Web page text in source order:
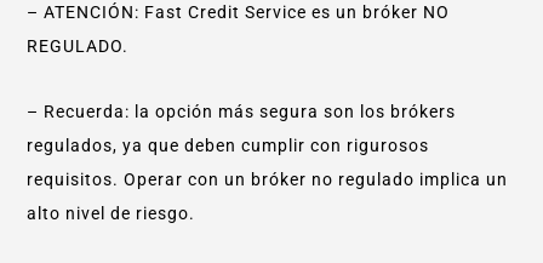
– ATENCIÓN: Fast Credit Service es un bróker NO
REGULADO.
– Recuerda: la opción más segura son los brókers
regulados, ya que deben cumplir con rigurosos
requisitos. Operar con un bróker no regulado implica un
alto nivel de riesgo.